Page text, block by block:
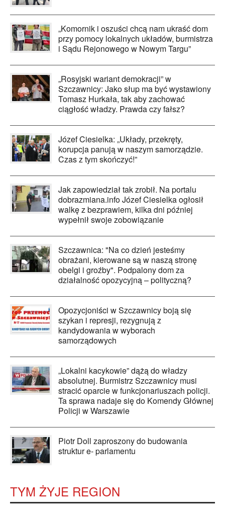
„Komornik i oszuści chcą nam ukraść dom
przy pomocy lokalnych układów, burmistrza
i Sądu Rejonowego w Nowym Targu”
„Rosyjski wariant demokracji” w
Szczawnicy: Jako słup ma być wystawiony
Tomasz Hurkała, tak aby zachować
ciągłość władzy. Prawda czy fałsz?
Józef Ciesielka: „Układy, przekręty,
korupcja panują w naszym samorządzie.
Czas z tym skończyć!”
Jak zapowiedział tak zrobił. Na portalu
dobrazmiana.info Józef Ciesielka ogłosił
walkę z bezprawiem, kilka dni później
wypełnił swoje zobowiązanie
Szczawnica: "Na co dzień jesteśmy
obrażani, kierowane są w naszą stronę
obelgi i groźby". Podpalony dom za
działalność opozycyjną – polityczną?
Opozycjoniści w Szczawnicy boją się
szykan i represji, rezygnują z
kandydowania w wyborach
samorządowych
„Lokalni kacykowie” dążą do władzy
absolutnej. Burmistrz Szczawnicy musi
stracić oparcie w funkcjonariuszach policji.
Ta sprawa nadaje się do Komendy Głównej
Policji w Warszawie
Piotr Doll zaproszony do budowania
struktur e- parlamentu
TYM ŻYJE REGION